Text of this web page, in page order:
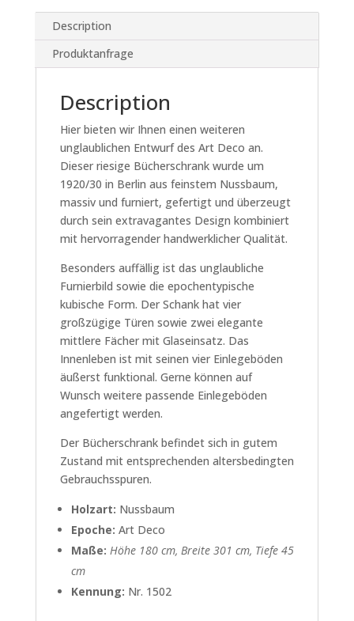
Description
Produktanfrage
Description
Hier bieten wir Ihnen einen weiteren
unglaublichen Entwurf des Art Deco an.
Dieser riesige Bücherschrank wurde um
1920/30 in Berlin aus feinstem Nussbaum,
massiv und furniert, gefertigt und überzeugt
durch sein extravagantes Design kombiniert
mit hervorragender handwerklicher Qualität.
Besonders auffällig ist das unglaubliche
Furnierbild sowie die epochentypische
kubische Form. Der Schank hat vier
großzügige Türen sowie zwei elegante
mittlere Fächer mit Glaseinsatz. Das
Innenleben ist mit seinen vier Einlegeböden
äußerst funktional. Gerne können auf
Wunsch weitere passende Einlegeböden
angefertigt werden.
Der Bücherschrank befindet sich in gutem
Zustand mit entsprechenden altersbedingten
Gebrauchsspuren.
Holzart: Nussbaum
Epoche: Art Deco
Maße: Höhe 180 cm, Breite 301 cm, Tiefe 45
cm
Kennung: Nr. 1502